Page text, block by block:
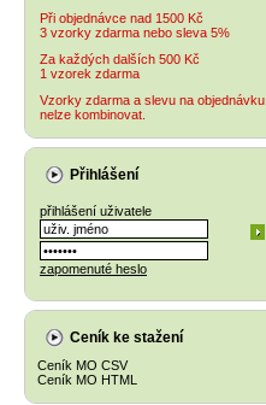
Při objednávce nad 1500 Kč
3 vzorky zdarma nebo sleva 5%
Za každých dalších 500 Kč
1 vzorek zdarma
Vzorky zdarma a slevu na objednávku
nelze kombinovat.
Přihlášení
přihlášení uživatele
zapomenuté heslo
Ceník ke stažení
Ceník MO CSV
Ceník MO HTML